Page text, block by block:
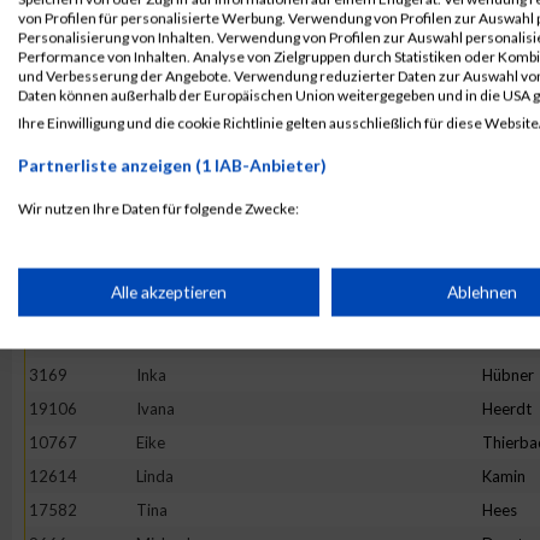
13982
Maria Ivanova
16781
Stefanie Prehm
11527
Rebecca
20265
Kinga
18782
Stephanie
10325
Ano Nym
Natalie
3169
Inka Hübner
19106
Ivana Heerdt
10767
Eike
12614
Linda Kamin
17582
Tina Hees
von Profilen für personalisierte Werbung. Verwendung von Profilen zur
Personalisierung von Inhalten. Verwendung von Profilen zur Auswahl
Performance von Inhalten. Analyse von Zielgruppen durch Statistiken oder
und Verbesserung der Angebote. Verwendung reduzierter Daten zur Auswahl
Daten können außerhalb der Europäischen Union weitergegeben und in die USA
Ihre Einwilligung und die cookie Richtlinie gelten ausschließlich für diese
Partnerliste anzeigen (1 IAB-Anbieter)
Wir nutzen Ihre Daten für folgende Zwecke:
Speichern von oder Zugriff auf Informationen auf einem
Erstellung von Profilen für personalisierte Werbung
Verwendung von Profilen zur Auswahl personalisierter Werbung
Alle akzeptieren Ablehnen